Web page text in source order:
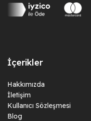
İçerikler
Hakkımızda
İletişim
Kullanıcı Sözleşmesi
Blog